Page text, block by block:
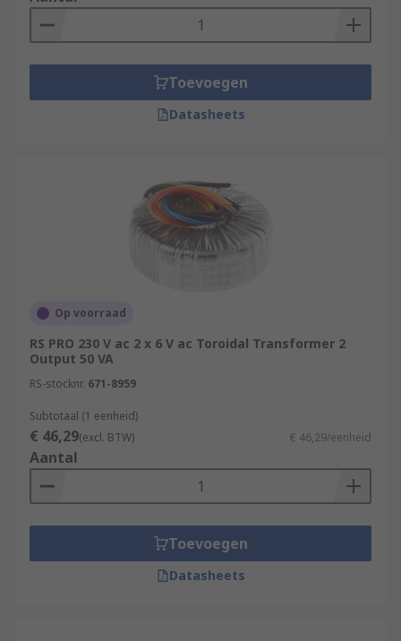
Toevoegen
Datasheets
Op voorraad
RS PRO 230 V ac 2 x 6 V ac Toroidal Transformer 2
Output 50 VA
RS-stocknr. 671-8959
Subtotaal (1 eenheid)
€ 46,29(excl. BTW) € 46,29/eenheid
Aantal
Toevoegen
Datasheets